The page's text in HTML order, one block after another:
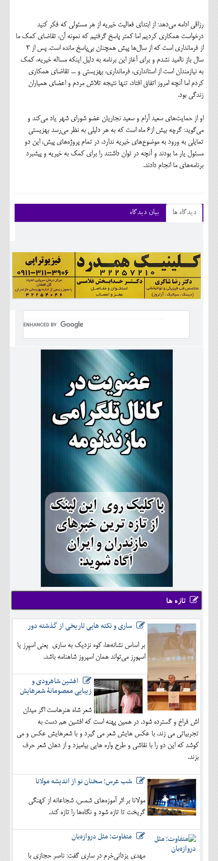
رزاقی ادامه می‌دهد: از ابتدای فعالیت خیریه از هر مسئولی که فکر کنید
درخواست همکاری کردیم اما کمتر پاسخ گرفتیم که نمونه آن، تقاضای کمک ما
از فرمانداری است که از سال‌ها پیش همچنان بی‌پاسخ مانده است. پس از 3
سال باز ناامید نشدم و برای آغاز این برنامه به دلیل اینکه مساله خیریه، کمک
به نیازمندان است از استانداری، فرمانداری، بهزیستی و ... تقاضای همکاری
کردم اما آنچه امروز اتفاق افتاد، تنها نتیجه تلاش مردم و اعضای همیاران
زندگی بود.
او از حمایت‌های سعید آرام و سعید نجاریان عضو شورای شهر یاد می‌کند و
می‌گوید: گرچه بیش از6 ماه است که به هر دلیلی به نظر می‌رسد بهزیستی
تمایلی به ورود به موضوع‌های خیریه ندارد، در تمام پروژه‌های پیش، این دو
مسئول یار ما بودند و آنچه در توان داشتند را برای کمک به خیریه و پیشبرد
برنامه‌های ما انجام دادند.
دیدگاه ها بیان دیدگاه
تازه ها
ساری و نکته هایی تاریخی از گذشته دور
بر اساس نشانه‌ها، کوه نزدیک به ساری یعنی اسپِرِز یا
اسپورِز می‌تواند همان اسپروز شاهنامه باشد.
افشین شاهرودی و
زیبایی معصومانۀ شعرهایش
شعر شاه هنرهاست اگر میدان
اش فراخ و گسترده شود. در همین پهنه است که افشین هم دست به
تجربیاتی می زند. با عکس هایش شعر می گیرد و با شعرهایش عکس و می
کوشد که این دو را با نقاشی و طرح واره هایی بیامیزد و از دهان شعر حرف
بزند.
شب عرس؛ سخنان نو از اندیشه مولانا
مولانا بر اثر آموزه‌های شمس، شجاعانه از کهنگی
گریخت تا تازه شود و نگاه‌ها را تازه کند.
متفاوت؛ مثل دروازه‌بان
مهدی یزدانی‌خرم در ساری گفت: ناصر حجازی با